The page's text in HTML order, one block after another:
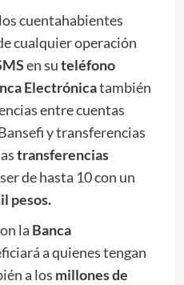
cuentahabientes
cualquier operación
en suteléfono
Electrónicatambién
entre cuentas
y transferencias
transferencias
de hasta 10 con un
pesos.
la Banca
a quienes tengan
a los millones de